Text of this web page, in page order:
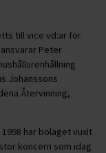
till vice vd:ar för
Peter
Johanssons
Återvinning,
har bolaget vuxit
koncern som idag